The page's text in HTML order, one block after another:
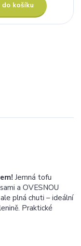
košíku
Jemná tofu
a OVESNOU
plná chuti – ideální
Praktické